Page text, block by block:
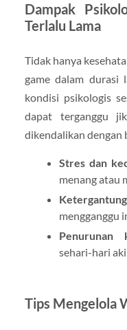
Dampak
Terlalu Lama
Tidak hanya
game dalam durasi
kondisi psikologis
dapat terganggu
dikendalikan dengan
Stres dan
menang atau
mengganggu
Penurunan
sehari-hari
Tips Mengelola